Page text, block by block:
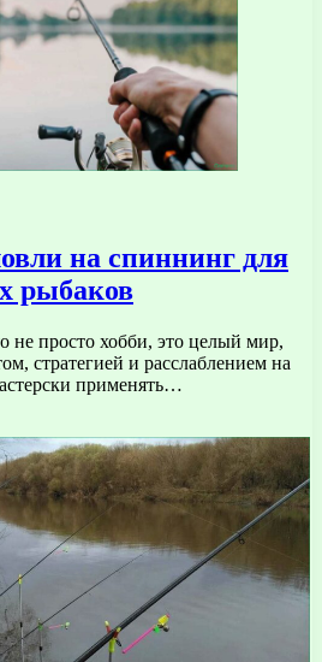
на спиннинг для
рыбаков
не просто хобби, это целый мир,
стратегией и расслаблением на
применять…